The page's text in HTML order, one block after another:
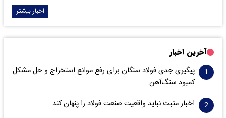
اخبار بیشتر
آخرین اخبار
پیگیری جدی فولاد سنگان برای رفع موانع استخراج و حل مشکل
کمبود سنگ‌آهن
اخبار مثبت نباید واقعیت صنعت فولاد را پنهان کند